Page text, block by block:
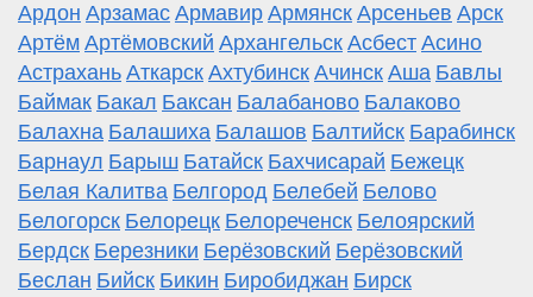
Ардон Арзамас Армавир Армянск Арсеньев Арск
Артём Артёмовский Архангельск Асбест Асино
Астрахань Аткарск Ахтубинск Ачинск Аша Бавлы
Баймак Бакал Баксан Балабаново Балаково
Балахна Балашиха Балашов Балтийск Барабинск
Барнаул Барыш Батайск Бахчисарай Бежецк
Белая Калитва Белгород Белебей Белово
Белогорск Белорецк Белореченск Белоярский
Бердск Березники Берёзовский Берёзовский
Беслан Бийск Бикин Биробиджан Бирск